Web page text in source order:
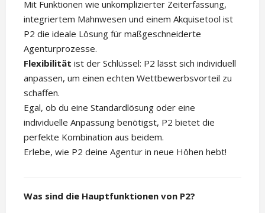
Mit Funktionen wie unkomplizierter Zeiterfassung,
integriertem Mahnwesen und einem Akquisetool ist
P2 die ideale Lösung für maßgeschneiderte
Agenturprozesse.
Flexibilität ist der Schlüssel: P2 lässt sich individuell
anpassen, um einen echten Wettbewerbsvorteil zu
schaffen.
Egal, ob du eine Standardlösung oder eine
individuelle Anpassung benötigst, P2 bietet die
perfekte Kombination aus beidem.
Erlebe, wie P2 deine Agentur in neue Höhen hebt!
Was sind die Hauptfunktionen von P2?